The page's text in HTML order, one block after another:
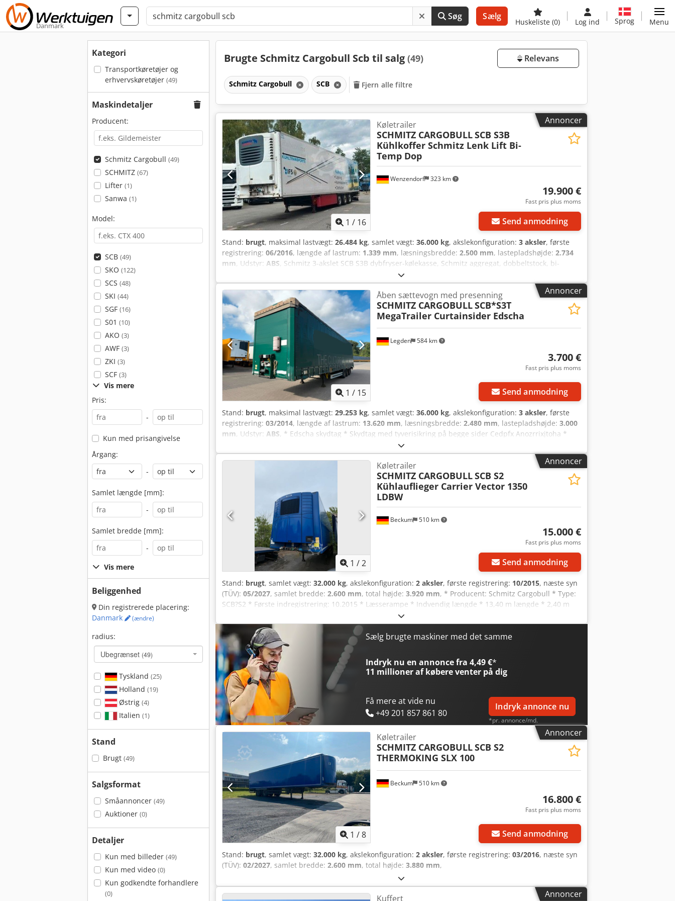
Danmark
Søg Sælg
Huskeliste (0) Log ind Sprog Menu
Kategori
Transportkøretøjer og
erhvervskøretøjer (49)
Maskindetaljer
Producent:
Schmitz Cargobull (49)
SCHMITZ (67)
Lifter (1)
Sanwa (1)
Model:
SCB (49)
SKO (122)
SCS (48)
SKI (44)
SGF (16)
S01 (10)
AKO (3)
AWF (3)
ZKI (3)
SCF (3)
Vis mere
Pris:
-
Kun med prisangivelse
Årgang:
-
Samlet længde [mm]:
-
Samlet bredde [mm]:
-
Vis mere
Beliggenhed
Din registrerede placering:
Danmark
(ændre)
radius:
Ubegrænset (49)
Tyskland (25)
Holland (19)
Østrig (4)
Italien (1)
Stand
Brugt (49)
Salgsformat
Småannoncer (49)
Auktioner (0)
Detaljer
Kun med billeder (49)
Kun med video (0)
Kun godkendte forhandlere
(0)
Brugte Schmitz Cargobull Scb til salg (49) Relevans
Schmitz Cargobull SCB Fjern alle filtre
Annoncer
1 / 16
Wenzendorf 323 km
Køletrailer
SCHMITZ CARGOBULLSCB S3B
Kühlkoffer Schmitz Lenk Lift Bi-
Temp Dop
19.900 €
Fast pris plus moms
Send anmodning
Stand: brugt, maksimal lastvægt: 26.484 kg, samlet vægt: 36.000 kg, akslekonfiguration: 3 aksler, første
registrering: 06/2016, længde af lastrum: 1.339 mm, læsningsbredde: 2.500 mm, lastepladshøjde: 2.734
mm, Udstyr: ABS, Schmitz 3-akslet SCB S3B dybfryser-kølekasse, Schmitz aggregat, dobbeltstock, bi-
temperatur, luftaffjedret, skivebremser, Schmitz-aksler, Wabco Smart Board, løfteaksel, styreaksel,
pallekasse, Alcoa alufælge, EBS, ABS 1. ejer Chsdpfx Anjzp A D Ijtea 9.886 driftstimer 2 stk. tilgængelige
Annoncer
1 / 15
Legden 584 km
Åben sættevogn med presenning
SCHMITZ CARGOBULLSCB*S3T
MegaTrailer Curtainsider Edscha
3.700 €
Fast pris plus moms
Send anmodning
Stand: brugt, maksimal lastvægt: 29.253 kg, samlet vægt: 36.000 kg, akslekonfiguration: 3 aksler, første
registrering: 03/2014, længde af lastrum: 13.620 mm, læsningsbredde: 2.480 mm, lastepladshøjde: 3.000
mm, Udstyr: ABS, * Edscha skydtag * Skydtag med tyverisikring på begge sider Cedpfx Anozrrixjtoha *
Støtteklodser * Opbevaringskasse * CodeXL * Wabco Trailer EBS-E * Luftaffjedret * Schmitz-aksler med
skivebremse ----Internt køretøjsnummer: 12289 Med forbehold for fejl og mellemsalg.
Annoncer
Anmod om flere
1 /2
Beckum 510 km
Køletrailer
SCHMITZ CARGOBULLSCB S2
Kühlauflieger Carrier Vector 1350
LDBW
15.000 €
Fast pris plus moms
Send anmodning
Stand: brugt, samlet vægt: 32.000 kg, akslekonfiguration: 2 aksler, første registrering: 10/2015, næste syn
(TÜV): 05/2027, samlet bredde: 2.600 mm, total højde: 3.920 mm, * Producent: Schmitz Cargobull * Type:
SCB?S2 * Første indregistrering: 10.2015 * Læsserampe * Indvendig længde * 13,40 m længde * 2,40 m
bredde * 2,45 m højde * Udvendig længde * 13,90 m længde * 2,60 m bredde Chedpfxjzqxqae Antja *
Saddelhøjde: 1,19 m * TÜV (tysk teknisk kontrol): April 2027 * Egenvægt: 9600 kg * Nyttelast: 22400 kg *
Totalvægt: 32000 kg * Tysk køretøj * Tyske køretøjspapirer * Klar til levering
Sælg brugte maskiner med det samme
Indryk nu en annonce fra 4,49 €*
11 millioner af købereventer på dig
Få mere at vide nu
+49 201 857 861 80
Indryk annonce nu
*pr. annonce/md.
Annoncer
1 /8
Beckum 510 km
Køletrailer
SCHMITZ CARGOBULLSCB S2
THERMOKING SLX 100
16.800 €
Fast pris plus moms
Send anmodning
Stand: brugt, samlet vægt: 32.000 kg, akslekonfiguration: 2 aksler, første registrering: 03/2016, næste syn
(TÜV): 02/2027, samlet bredde: 2.600 mm, total højde: 3.880 mm,
Annoncer
Kuffert